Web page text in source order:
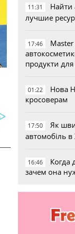
11:31
Найти
лучшие
17:46
Master
продукти
01:22
Нова
кросоверам
17:50
Як
автомобіль
16:46
Когда
зачем она